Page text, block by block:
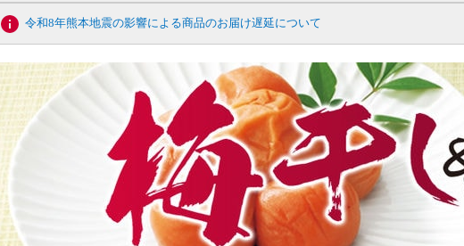
令和8年熊本地震の影響による商品のお届け遅延について